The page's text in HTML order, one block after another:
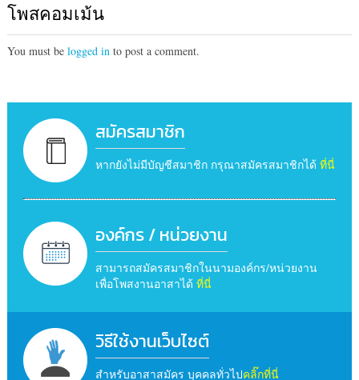
โพสคอมเม้น
You must be logged in to post a comment.
สมัครสมาชิก
หากยังไม่มีบัญชีสมาชิก กรุณาสมัครสมาชิกได้ ที่นี่
องค์กร / หน่วยงาน
สามารถสมัครสมาชิกในนามองค์กร/หน่วยงาน
เพื่อโพสงานอาสาได้ ที่นี่
วิธีใช้งานเว็บไซต์
สำหรับอาสาสมัคร บุคคลทั่วไปคลิ๊กที่นี่